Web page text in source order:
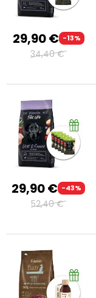
29,90 € -13%
34,40 €
29,90 € -43%
52,40 €